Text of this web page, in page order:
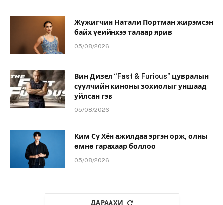
Жүжигчин Натали Портман жирэмсэн
байх үеийнхээ талаар ярив
05/08/2026
Вин Дизел “Fast & Furious” цувралын
сүүлчийн киноны зохиолыг уншаад
уйлсан гэв
05/08/2026
Ким Сү Хён ажилдаа эргэн орж, олны
өмнө гарахаар боллоо
05/08/2026
ДАРААХИ